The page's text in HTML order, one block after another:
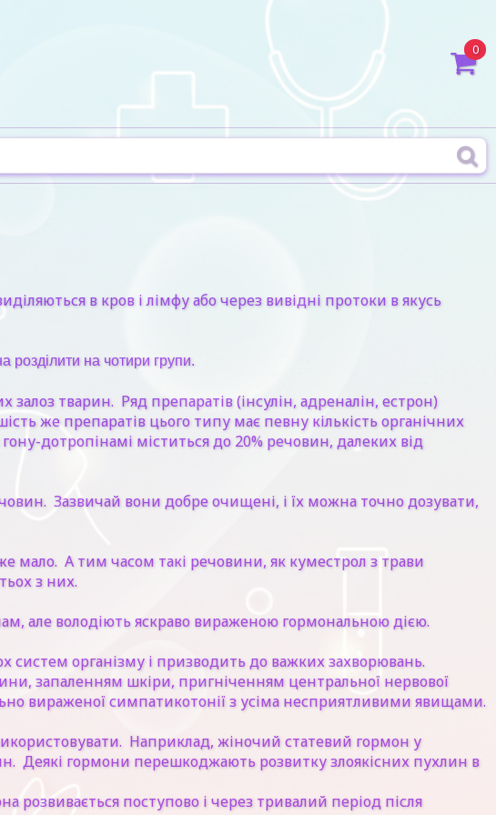
0
в кров і лімфу або через вивідні протоки в якусь
розділити на чотири групи.
тварин. Ряд препаратів (інсулін, адреналін, естрон)
же препаратів цього типу має певну кількість органічних
дотропінамі міститься до 20% речовин, далеких від
Зазвичай вони добре очищені, і їх можна точно дозувати,
мало. А тим часом такі речовини, як куместрол з трави
з них.
але володіють яскраво вираженою гормональною дією.
систем організму і призводить до важких захворювань.
запаленням шкіри, пригніченням центральної нервової
вираженої симпатикотонії з усіма несприятливими явищами.
Наприклад, жіночий статевий гормон у
Деякі гормони перешкоджають розвитку злоякісних пухлин в
розвивається поступово і через тривалий період після